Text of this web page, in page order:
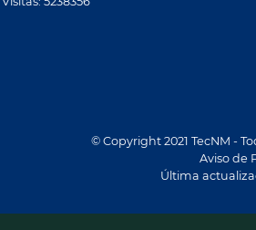
© Copyright 2021 TecNM -
Aviso de
Última